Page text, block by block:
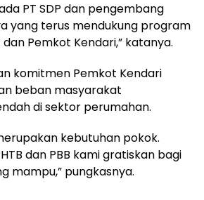
PT SDP dan pengembang
yang terus mendukung program
Pemkot Kendari,” katanya.
komitmen Pemkot Kendari
beban masyarakat
di sektor perumahan.
kebutuhan pokok.
dan PBB kami gratiskan bagi
mampu,” pungkasnya.